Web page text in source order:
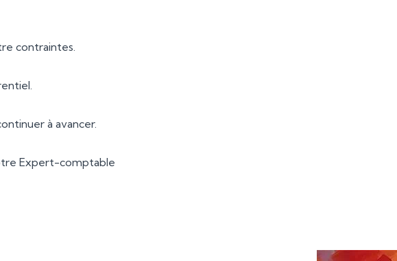
contraintes.
à avancer.
Expert-comptable